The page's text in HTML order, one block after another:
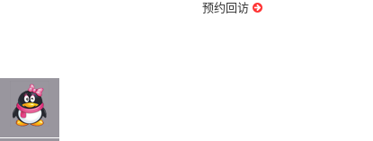
预约回访